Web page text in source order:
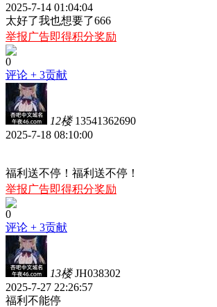
2025-7-14 01:04:04
太好了我也想要了666
举报广告即得积分奖励
0
评论 + 3贡献
12楼 13541362690
2025-7-18 08:10:00
福利送不停！福利送不停！
举报广告即得积分奖励
0
评论 + 3贡献
13楼 JH038302
2025-7-27 22:26:57
福利不能停